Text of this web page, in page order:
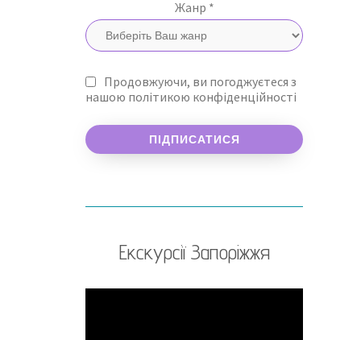
Жанр *
Продовжуючи, ви погоджуєтеся з
нашою політикою конфіденційності
Екскурсії Запоріжжя